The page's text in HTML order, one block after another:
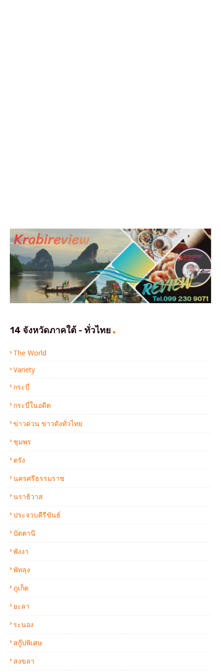
14 จังหวัดภาคใต้ - ทั่วไทย
The World
Variety
กระบี่
กระบี่ในอดีต
ข่าวด่วน ข่าวดังทั่วไทย
ชุมพร
ตรัง
นครศรีธรรมราช
นราธิวาส
ประจวบคีรีขันธ์
ปัตตานี
พังงา
พัทลุง
ภูเก็ต
ยะลา
ระนอง
สกู๊ปพิเศษ
สงขลา